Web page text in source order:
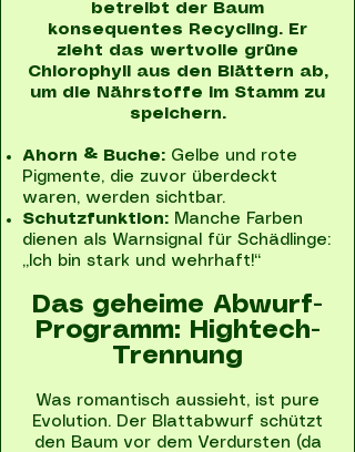
betreibt der Baum
konsequentes Recycling. Er
zieht das wertvolle grüne
Chlorophyll aus den Blättern ab,
um die Nährstoffe im Stamm zu
speichern.
Ahorn & Buche: Gelbe und rote
Pigmente, die zuvor überdeckt
waren, werden sichtbar.
Schutzfunktion: Manche Farben
dienen als Warnsignal für Schädlinge:
„Ich bin stark und wehrhaft!“
Das geheime Abwurf-
Programm: Hightech-
Trennung
Was romantisch aussieht, ist pure
Evolution. Der Blattabwurf schützt
den Baum vor dem Verdursten (da